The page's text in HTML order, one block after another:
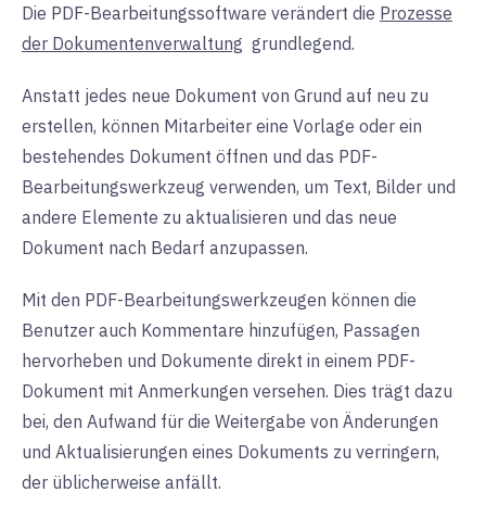
Die PDF-Bearbeitungssoftware verändert die Prozesse
der Dokumentenverwaltung grundlegend.
Anstatt jedes neue Dokument von Grund auf neu zu
erstellen, können Mitarbeiter eine Vorlage oder ein
bestehendes Dokument öffnen und das PDF-
Bearbeitungswerkzeug verwenden, um Text, Bilder und
andere Elemente zu aktualisieren und das neue
Dokument nach Bedarf anzupassen.
Mit den PDF-Bearbeitungswerkzeugen können die
Benutzer auch Kommentare hinzufügen, Passagen
hervorheben und Dokumente direkt in einem PDF-
Dokument mit Anmerkungen versehen. Dies trägt dazu
bei, den Aufwand für die Weitergabe von Änderungen
und Aktualisierungen eines Dokuments zu verringern,
der üblicherweise anfällt.